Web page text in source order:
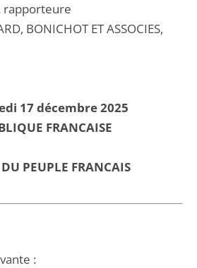
rapporteure
BONICHOT ET ASSOCIES,
17 décembre 2025
FRANCAISE
PEUPLE FRANCAIS
: